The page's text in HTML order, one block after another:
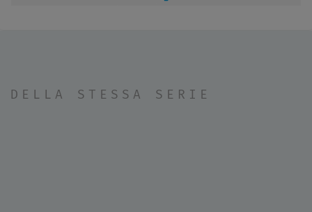
DELLA STESSA SERIE